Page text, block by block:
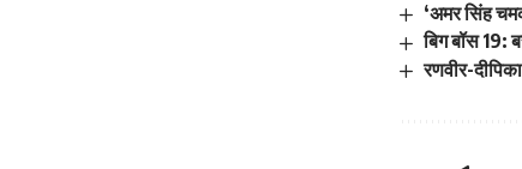
‘अमर सिंह
बिग बॉस 19:
रणवीर-